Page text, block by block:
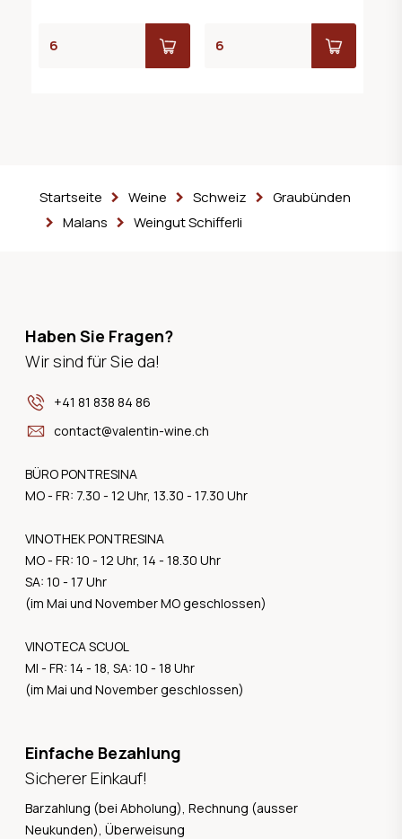
Startseite Weine Schweiz
Graubünden
Malans
Weingut Schifferli
Haben Sie Fragen?
Wir sind für Sie da!
+41 81 838 84 86
contact@valentin-wine.ch
BÜRO PONTRESINA
MO - FR: 7.30 - 12 Uhr, 13.30 - 17.30 Uhr
VINOTHEK PONTRESINA
MO - FR: 10 - 12 Uhr, 14 - 18.30 Uhr
SA: 10 - 17 Uhr
(im Mai und November MO geschlossen)
VINOTECA SCUOL
MI - FR: 14 - 18, SA: 10 - 18 Uhr
(im Mai und November geschlossen)
Einfache Bezahlung
Sicherer Einkauf!
Barzahlung (bei Abholung), Rechnung (ausser
Neukunden), Überweisung